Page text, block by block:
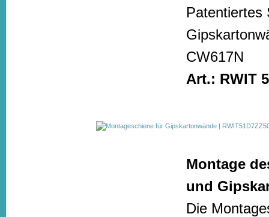
Patentiertes
CW617N
Art.: RWIT
Montage
und
Die